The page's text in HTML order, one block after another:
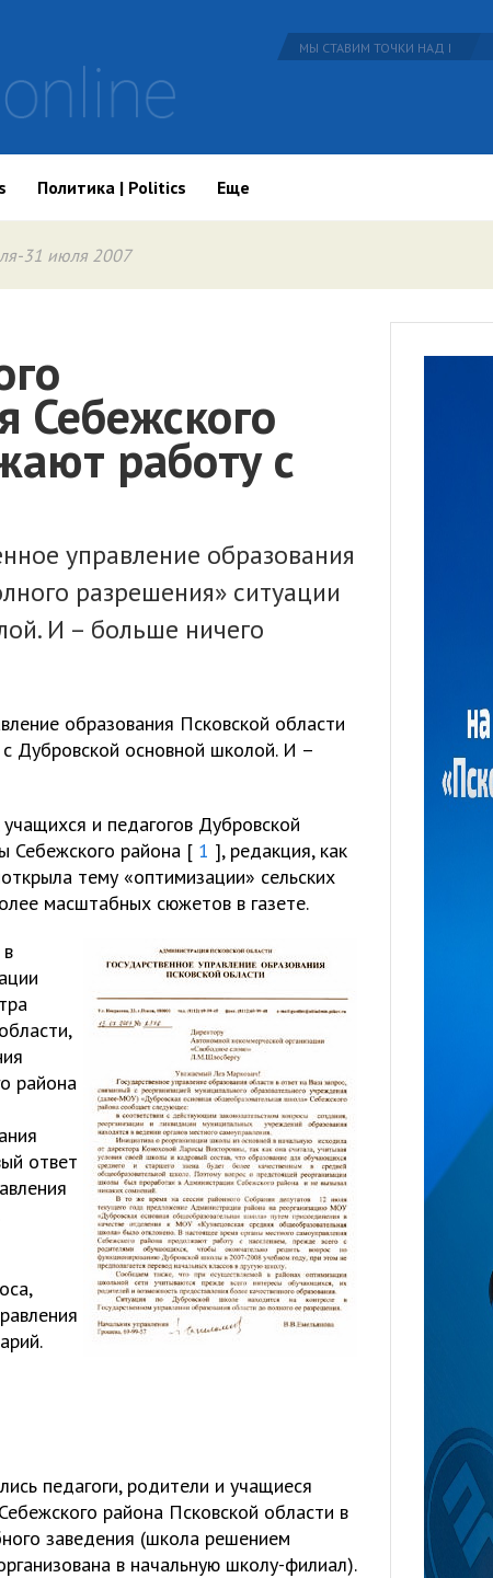
МЫ СТАВИМ ТОЧКИ НАД I
Политика | Politics Еще
31 июля 2007
Себежского
работу с
управление образования
разрешения» ситуации
И – больше ничего
образования Псковской области
Дубровской основной школой. И –
и педагогов Дубровской
Себежского района [ 1 ], редакция, как
тему «оптимизации» сельских
масштабных сюжетов в газете.
района
ответ
педагоги, родители и учащиеся
района Псковской области в
заведения (школа решением
в начальную школу-филиал).